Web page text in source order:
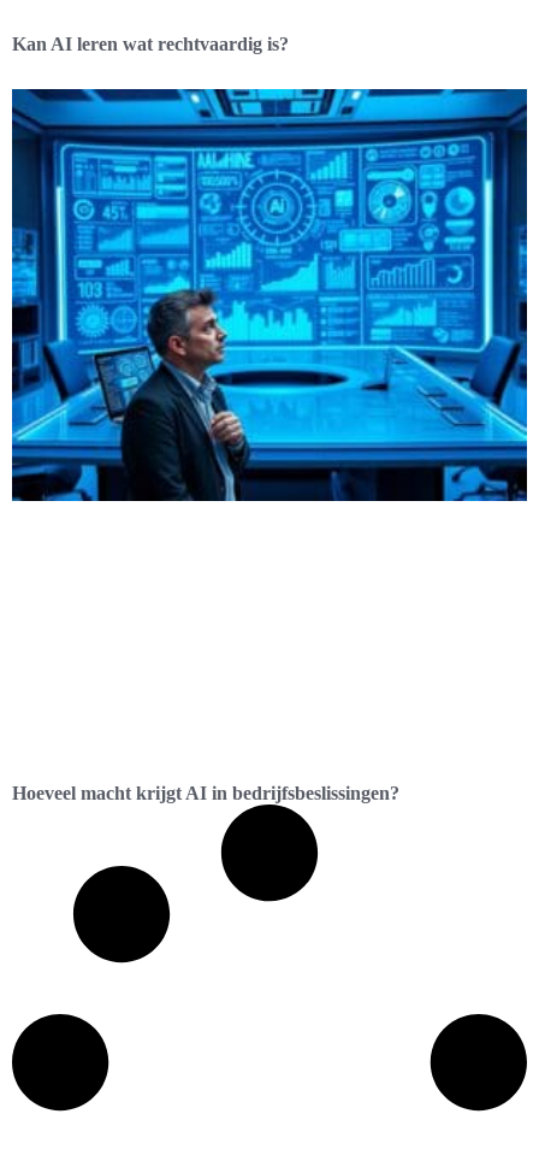
Kan AI leren wat rechtvaardig is?
Hoeveel macht krijgt AI in bedrijfsbeslissingen?